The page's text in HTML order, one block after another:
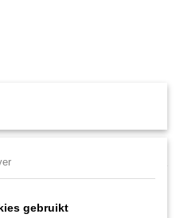
rand.
gebruikt